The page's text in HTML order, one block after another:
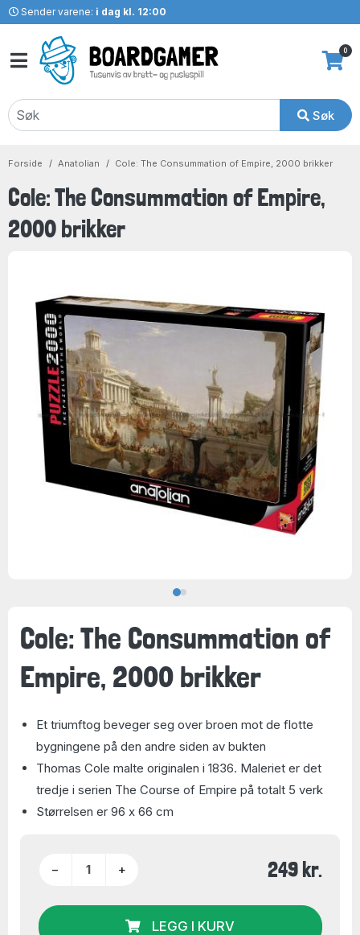
Sender varene: i dag kl. 12:00
Søk
0
Forside Anatolian Cole: The Consummation of Empire, 2000 brikker
Cole: The Consummation of Empire,
2000 brikker
Cole: The Consummation of
Empire, 2000 brikker
Et triumftog beveger seg over broen mot de flotte
bygningene på den andre siden av bukten
Thomas Cole malte originalen i 1836. Maleriet er det
tredje i serien The Course of Empire på totalt 5 verk
Størrelsen er 96 x 66 cm
− + 249 kr.
LEGG I KURV